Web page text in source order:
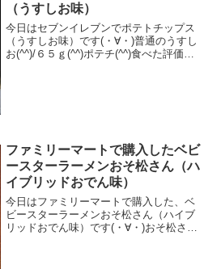
（うすしお味）
今日はセブンイレブンでポテトチップス
（うすしお味）です(・∀・)普通のうすし
お(^^)/６５ｇ(^^)ポテチ(^^)食べた評価値
ファミリーマートで購入したベビ
ースターラーメンおそ松さん（ハ
イブリッドおでん味）
今日はファミリーマートで購入した、ベ
ビースターラーメンおそ松さん（ハイブ
リッドおでん味）です(・∀・)おそ松さん